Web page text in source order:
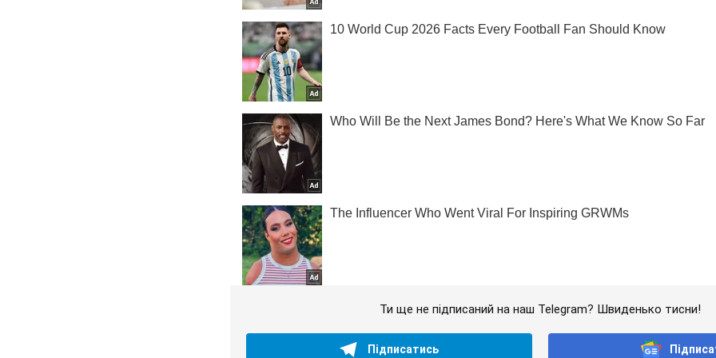
Ти ще не підписаний на наш Telegram? Швиденько тисни!
Підписатись